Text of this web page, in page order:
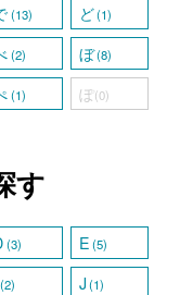
(13) ど(1)
(2) ぼ(8)
(1) ぽ(0)
す
(3) E (5)
(2) J (1)